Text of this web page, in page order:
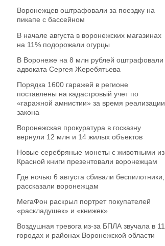
Воронежцев оштрафовали за поездку на
пикапе с бассейном
В начале августа в воронежских магазинах
на 11% подорожали огурцы
В Воронеже на 8 млн рублей оштрафовали
адвоката Сергея Жеребятьева
Порядка 1600 гаражей в регионе
поставлены на кадастровый учет по
«гаражной амнистии» за время реализации
закона
Воронежская прокуратура в госказну
вернули 12 млн и 14 жилых объектов
Новые серебряные монеты с животными из
Красной книги презентовали воронежцам
Где ночью 6 августа сбивали беспилотники,
рассказали воронежцам
МегаФон раскрыл портрет покупателей
«раскладушек» и «книжек»
Воздушная тревога из-за БПЛА звучала в 11
городах и районах Воронежской области